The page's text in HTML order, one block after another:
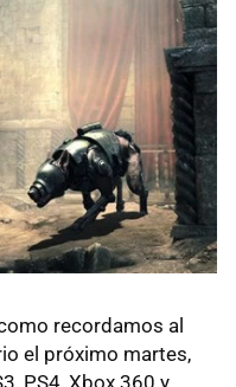
recordamos al
el próximo martes,